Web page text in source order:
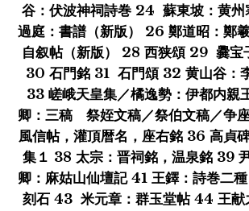
谷：伏波神祠詩巻 24 蘇東坡：黄
過庭：書譜（新版） 26 鄭道昭：鄭
自叙帖（新版） 28 西狭頌 29 爨宝
30 石門銘 31 石門頌 32 黄山谷：
33 嵯峨天皇集／橘逸勢：伊都内親
卿：三稿 祭姪文稿／祭伯文稿／争
風信帖，灌頂暦名，座右銘 36 高貞
集１ 38 太宗：晋祠銘，温泉銘 39
卿：麻姑山仙壇記 41 王鐸：詩巻二
刻石 43 米元章：群玉堂帖 44 王献